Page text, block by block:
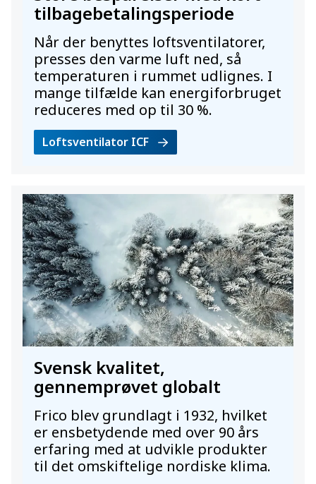
tilbagebetalingsperiode
Når der benyttes loftsventilatorer,
presses den varme luft ned, så
temperaturen i rummet udlignes. I
mange tilfælde kan energiforbruget
reduceres med op til 30 %.
Loftsventilator ICF
Svensk kvalitet,
gennemprøvet globalt
Frico blev grundlagt i 1932, hvilket
er ensbetydende med over 90 års
erfaring med at udvikle produkter
til det omskiftelige nordiske klima.